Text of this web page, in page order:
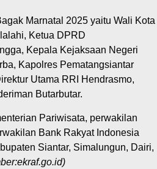
Marnatal 2025 yaitu Wali Kota
Ketua DPRD
Kepala Kejaksaan Negeri
Kapolres Pematangsiantar
Utama RRI Hendrasmo,
Butarbutar.
Pariwisata, perwakilan
Bank Rakyat Indonesia
Siantar, Simalungun, Dairi,